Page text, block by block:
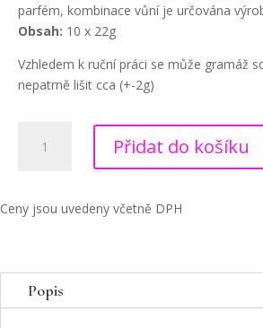
parfém, kombinace vůní je určována
Obsah: 10 x 22g
Vzhledem k ruční práci se může gramáž
nepatrně lišit cca (+-2g)
parfémové
22g)
množství
Přidat do košíku
Ceny jsou uvedeny včetně DPH
Popis